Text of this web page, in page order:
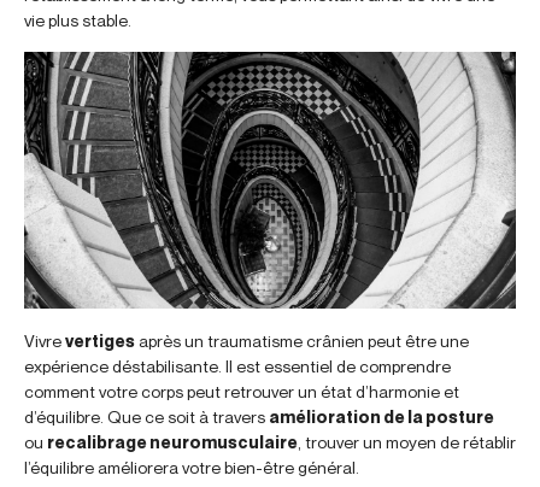
vie plus stable.
Vivrevertiges après un traumatisme crânien peut être une
expérience déstabilisante. Il est essentiel de comprendre
comment votre corps peut retrouver un état d’harmonie et
d’équilibre. Que ce soit à travers amélioration de la posture
ou recalibrage neuromusculaire , trouver un moyen de rétablir
l’équilibre améliorera votre bien-être général.